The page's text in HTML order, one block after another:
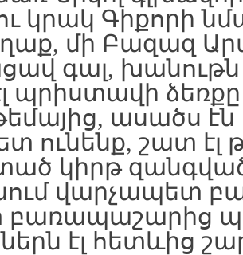
կրակ Գիքորի
մի Բազազ
գալ, խանութն
պրիստավի
ասածս
ունենք, շատ էլ
կիրթ
վարչապետ
բառապաշարից
էլ հետևից